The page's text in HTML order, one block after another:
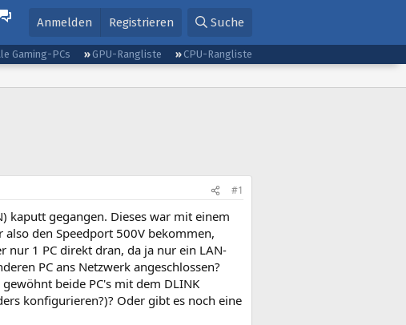
Anmelden Registrieren Suche
Gaming-PCs GPU-Rangliste
CPU-Rangliste
#1
kaputt gegangen. Dieses war mit einem
den Speedport 500V bekommen,
nur 1 PC direkt dran, da ja nur ein LAN-
PC ans Netzwerk angeschlossen?
beide PC's mit dem DLINK
konfigurieren?)? Oder gibt es noch eine